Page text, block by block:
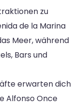
zu
de la Marina
Meer, während
Bars und
erwarten dich
Alfonso Once